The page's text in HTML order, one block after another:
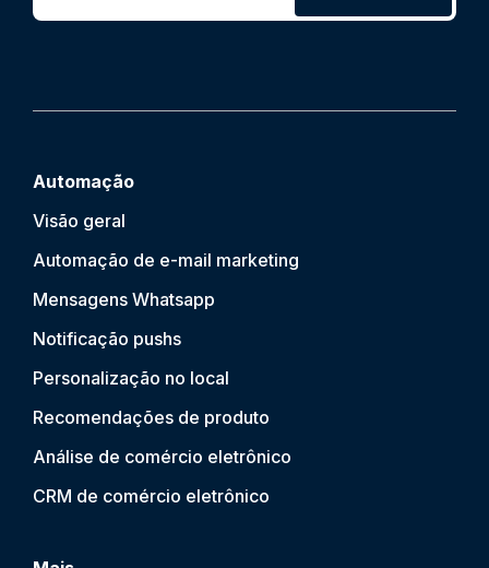
Automação
Visão geral
Automação de e-mail marketing
Mensagens Whatsapp
Notificação pushs
Personalização no local
Recomendações de produto
Análise de comércio eletrônico
CRM de comércio eletrônico